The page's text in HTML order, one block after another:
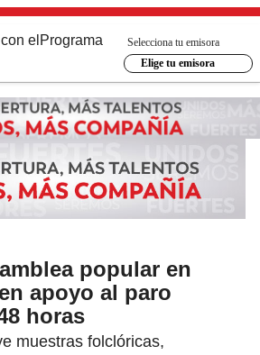
el Programa
Selecciona tu emisora
Elige tu emisora
popular en
apoyo al paro
horas
muestras folclóricas,